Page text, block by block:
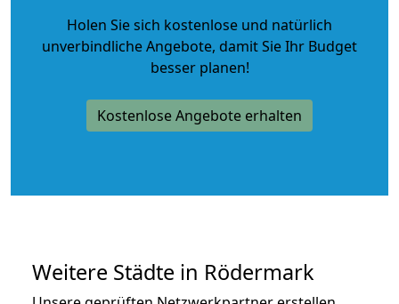
Holen Sie sich kostenlose und natürlich
unverbindliche Angebote, damit Sie Ihr Budget
besser planen!
Kostenlose Angebote erhalten
Weitere Städte in Rödermark